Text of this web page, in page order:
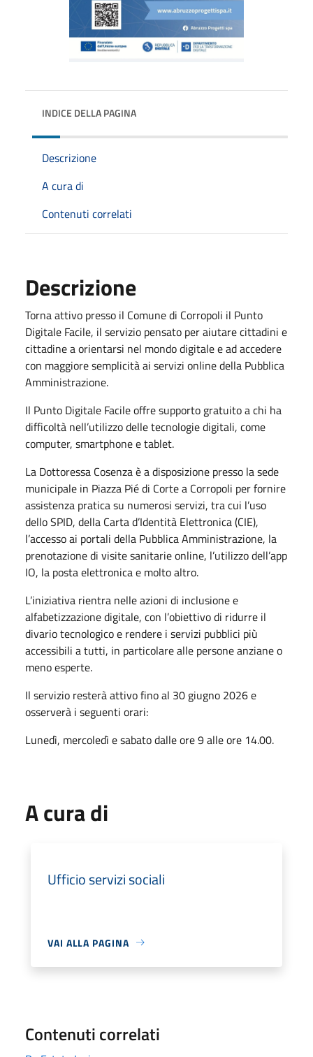
INDICE DELLA PAGINA
Descrizione
A cura di
Contenuti correlati
Descrizione
Torna attivo presso il Comune di Corropoli il Punto
Digitale Facile, il servizio pensato per aiutare cittadini e
cittadine a orientarsi nel mondo digitale e ad accedere
con maggiore semplicità ai servizi online della Pubblica
Amministrazione.
Il Punto Digitale Facile offre supporto gratuito a chi ha
difficoltà nell’utilizzo delle tecnologie digitali, come
computer, smartphone e tablet.
La Dottoressa Cosenza è a disposizione presso la sede
municipale in Piazza Pié di Corte a Corropoli per fornire
assistenza pratica su numerosi servizi, tra cui l’uso
dello SPID, della Carta d’Identità Elettronica (CIE),
l’accesso ai portali della Pubblica Amministrazione, la
prenotazione di visite sanitarie online, l’utilizzo dell’app
IO, la posta elettronica e molto altro.
L’iniziativa rientra nelle azioni di inclusione e
alfabetizzazione digitale, con l’obiettivo di ridurre il
divario tecnologico e rendere i servizi pubblici più
accessibili a tutti, in particolare alle persone anziane o
meno esperte.
Il servizio resterà attivo fino al 30 giugno 2026 e
osserverà i seguenti orari:
Lunedì, mercoledì e sabato dalle ore 9 alle ore 14.00.
A cura di
Ufficio servizi sociali
VAI ALLA PAGINA
Contenuti correlati